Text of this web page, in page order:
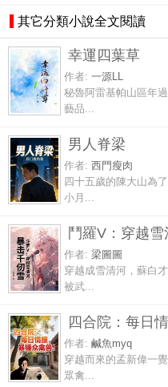
其它分類小說全文閱讀
幸運四葉草
作者: 一源LL
秘魯阿雷基帕山區年
藝品...
男人脊梁
作者: 西門瘦肉
四十五歲的陳大山為
小月...
鬥羅V：穿越
作者: 梁圖圖
穿越成雪清河，蘇白
被武...
四合院：每日
作者: 鹹魚myq
穿越而來的孟新偉一
眾禽...